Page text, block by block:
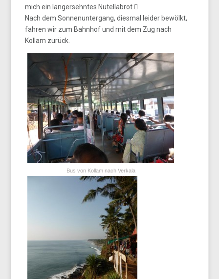
mich ein langersehntes Nutellabrot 
Nach dem Sonnenuntergang, diesmal leider bewölkt,
fahren wir zum Bahnhof und mit dem Zug nach
Kollam zurück.
Bus von Kollam nach Verkala